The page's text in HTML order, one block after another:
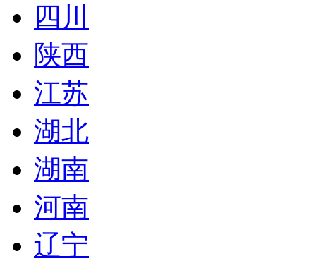
四川
陕西
江苏
湖北
湖南
河南
辽宁